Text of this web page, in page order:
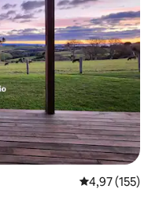
Évaluation
4,97 (155)